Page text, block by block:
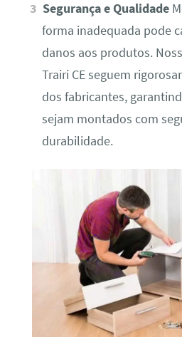
Segurança e Qualidade
forma inadequada pode
danos aos produtos.
Trairi CE seguem
dos fabricantes,
sejam montados com
durabilidade.